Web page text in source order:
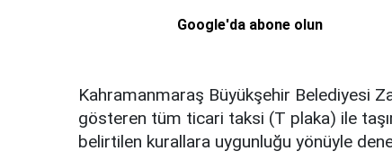
Google'da abone olun
Kahramanmaraş Büyükşehir Belediyesi
gösteren tüm ticari taksi (T plaka) ile
belirtilen kurallara uygunluğu yönüyle